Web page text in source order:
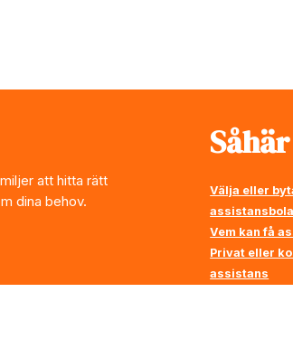
att hitta rätt
dina behov.
Välja eller
Vem kan få
Privat eller
assistans